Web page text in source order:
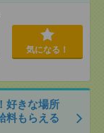
気になる！
好きな場所
料もらえる